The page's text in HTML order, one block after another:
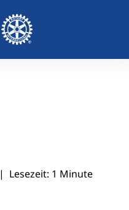
| Lesezeit: 1 Minute